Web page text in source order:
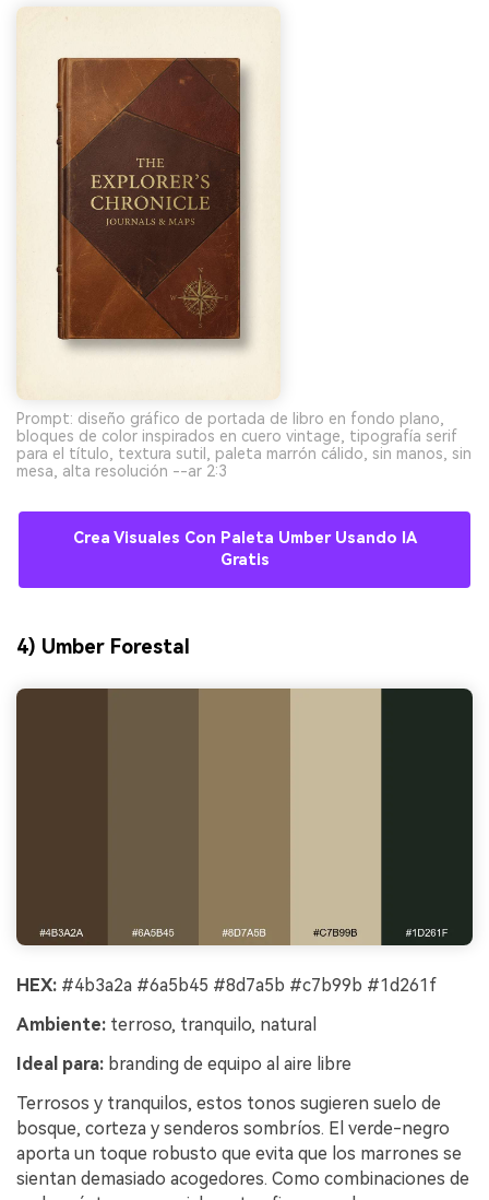
Prompt: diseño gráfico de portada de libro en fondo plano,
bloques de color inspirados en cuero vintage, tipografía serif
para el título, textura sutil, paleta marrón cálido, sin manos, sin
mesa, alta resolución --ar 2:3
Crea Visuales Con Paleta Umber Usando IA
Gratis
4) Umber Forestal
HEX: #4b3a2a #6a5b45 #8d7a5b #c7b99b #1d261f
Ambiente: terroso, tranquilo, natural
Ideal para: branding de equipo al aire libre
Terrosos y tranquilos, estos tonos sugieren suelo de
bosque, corteza y senderos sombríos. El verde-negro
aporta un toque robusto que evita que los marrones se
sientan demasiado acogedores. Como combinaciones de